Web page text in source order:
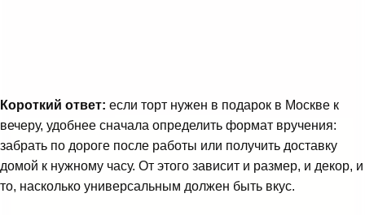
Короткий ответ: если торт нужен в подарок в Москве к
вечеру, удобнее сначала определить формат вручения:
забрать по дороге после работы или получить доставку
домой к нужному часу. От этого зависит и размер, и декор, и
то, насколько универсальным должен быть вкус.